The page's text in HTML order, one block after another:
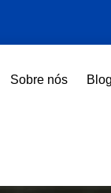
Sobre nós